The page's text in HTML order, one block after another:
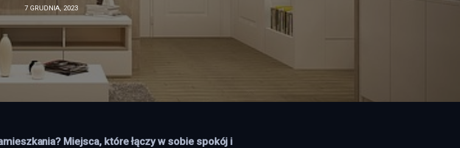
7 GRUDNIA, 2023
Miejsca, które łączy w sobie spokój i